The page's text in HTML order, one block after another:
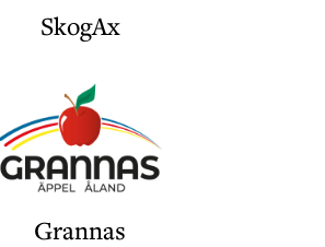
SkogAx
Grannas